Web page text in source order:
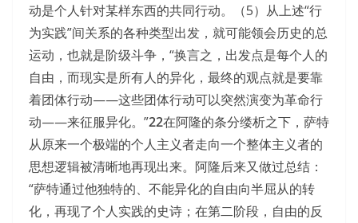
动是个人针对某样东西的共同行动。（5）从上述“行
为实践”间关系的各种类型出发，就可能领会历史的总
运动，也就是阶级斗争，“换言之，出发点是每个人的
自由，而现实是所有人的异化，最终的观点就是要靠
着团体行动——这些团体行动可以突然演变为革命行
动——来征服异化。”22在阿隆的条分缕析之下，萨特
从原来一个极端的个人主义者走向一个整体主义者的
思想逻辑被清晰地再现出来。阿隆后来又做过总结：
“萨特通过他独特的、不能异化的自由向半屈从的转
化，再现了个人实践的史诗；在第二阶段，自由的反